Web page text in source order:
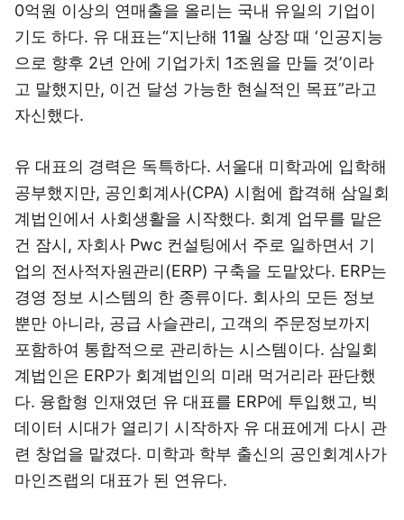
0억원 이상의 연매출을 올리는 국내 유일의 기업이
기도 하다. 유 대표는“지난해 11월 상장 때 ‘인공지능
으로 향후 2년 안에 기업가치 1조원을 만들 것’이라
고 말했지만, 이건 달성 가능한 현실적인 목표”라고
자신했다.
유 대표의 경력은 독특하다. 서울대 미학과에 입학해
공부했지만, 공인회계사(CPA) 시험에 합격해 삼일회
계법인에서 사회생활을 시작했다. 회계 업무를 맡은
건 잠시, 자회사 Pwc 컨설팅에서 주로 일하면서 기
업의 전사적자원관리(ERP) 구축을 도맡았다. ERP는
경영 정보 시스템의 한 종류이다. 회사의 모든 정보
뿐만 아니라, 공급 사슬관리, 고객의 주문정보까지
포함하여 통합적으로 관리하는 시스템이다. 삼일회
계법인은 ERP가 회계법인의 미래 먹거리라 판단했
다. 융합형 인재였던 유 대표를 ERP에 투입했고, 빅
데이터 시대가 열리기 시작하자 유 대표에게 다시 관
련 창업을 맡겼다. 미학과 학부 출신의 공인회계사가
마인즈랩의 대표가 된 연유다.